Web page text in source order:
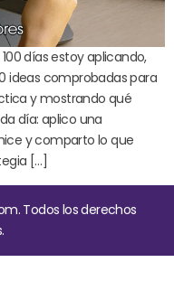
días estoy aplicando,
ideas comprobadas para
y mostrando qué
día: aplico una
y comparto lo que
[…]
Todos los derechos